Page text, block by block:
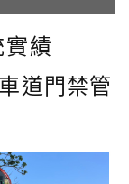
績
道門禁管